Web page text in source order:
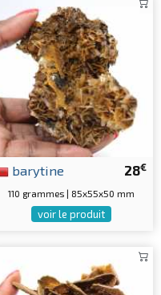
28€
barytine
110 grammes | 85x55x50 mm
voir le produit